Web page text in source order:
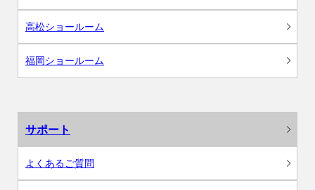
高松ショールーム
福岡ショールーム
サポート
よくあるご質問